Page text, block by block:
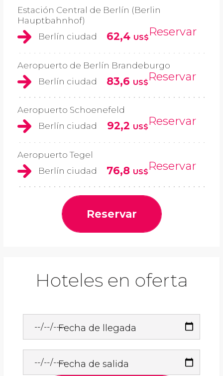
Estación Central de Berlín (Berlin
Hauptbahnhof)
Berlín ciudad
62,4 US$Reservar
Aeropuerto de Berlín Brandeburgo
Berlín ciudad
83,6 US$Reservar
Aeropuerto Schoenefeld
Berlín ciudad
92,2 US$Reservar
Aeropuerto Tegel
Berlín ciudad
76,8 US$Reservar
Reservar
Hoteles en oferta
Fecha de llegada
Fecha de salida